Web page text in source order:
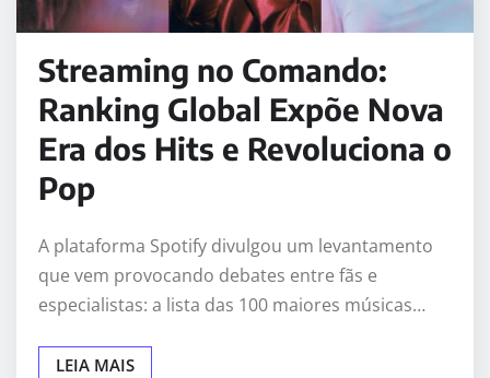
Streaming no Comando:
Ranking Global Expõe Nova
Era dos Hits e Revoluciona o
Pop
A plataforma Spotify divulgou um levantamento
que vem provocando debates entre fãs e
especialistas: a lista das 100 maiores músicas…
LEIA MAIS